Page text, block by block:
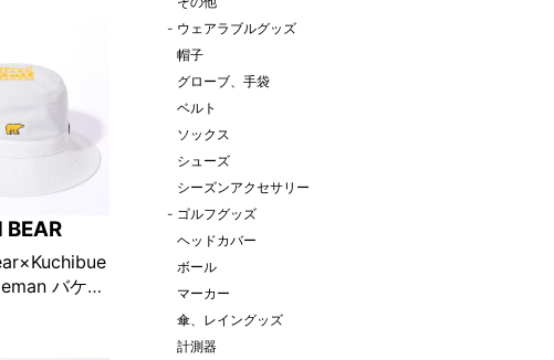
BEAR
バケッ
限定販売】
- ウェアラブルグッズ
帽子
グローブ、手袋
ベルト
ソックス
シューズ
シーズンアクセサリー
- ゴルフグッズ
ヘッドカバー
ボール
マーカー
傘、レイングッズ
計測器